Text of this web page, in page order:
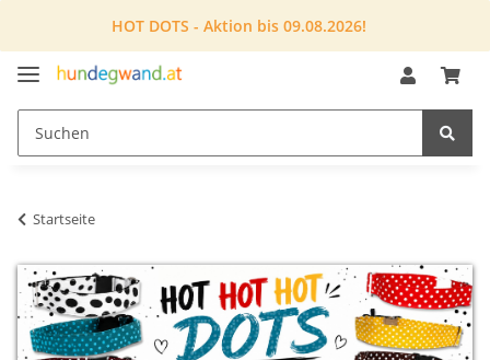
HOT DOTS - Aktion bis 09.08.2026!
Startseite